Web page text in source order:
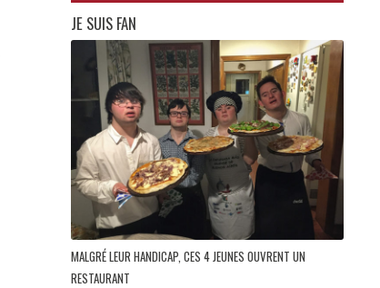
JE SUIS FAN
MALGRÉ LEUR HANDICAP, CES 4 JEUNES OUVRENT UN
RESTAURANT